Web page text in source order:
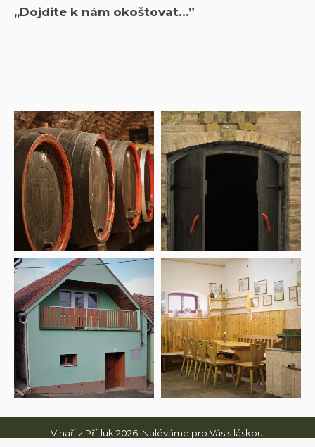
,,Dojdite k nám okoštovat…”
Vinaři z Přítluk 2026. Naléváme pro Vás s láskou!